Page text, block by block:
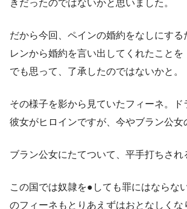
きだったのではないかと思いました。
だから今回、ペインの婚約をなしにする
レンから婚約を言い出してくれたことを
でも思って、了承したのではないかと。
その様子を影から見ていたフィーネ。ド
彼女がヒロインですが、今やブラン公女
ブラン公女にたてついて、平手打ちされ
この国では奴隷を●しても罪にはならな
のフィーネもとりあえずはおとなしくな